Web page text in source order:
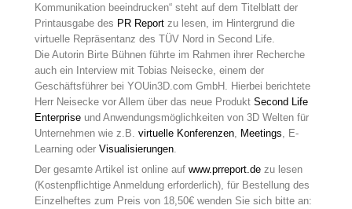
Kommunikation beeindrucken“ steht auf dem Titelblatt der
Printausgabe des PR Report zu lesen, im Hintergrund die
virtuelle Repräsentanz des TÜV Nord in Second Life.
Die Autorin Birte Bühnen führte im Rahmen ihrer Recherche
auch ein Interview mit Tobias Neisecke, einem der
Geschäftsführer bei YOUin3D.com GmbH. Hierbei berichtete
Herr Neisecke vor Allem über das neue Produkt Second Life
Enterprise und Anwendungsmöglichkeiten von 3D Welten für
Unternehmen wie z.B. virtuelle Konferenzen Meetings , E-
Learning oder Visualisierungen
Der gesamte Artikel ist online auf www.prreport.de zu lesen
(Kostenpflichtige Anmeldung erforderlich), für Bestellung des
Einzelheftes zum Preis von 18,50€ wenden Sie sich bitte an: